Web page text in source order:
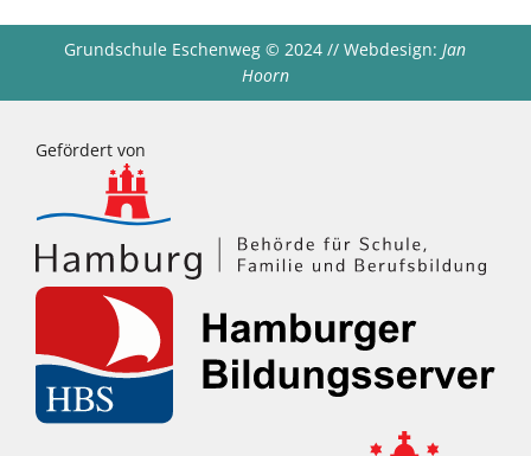
Grundschule Eschenweg© 2024 // Webdesign: Jan
Hoorn
Gefördert von